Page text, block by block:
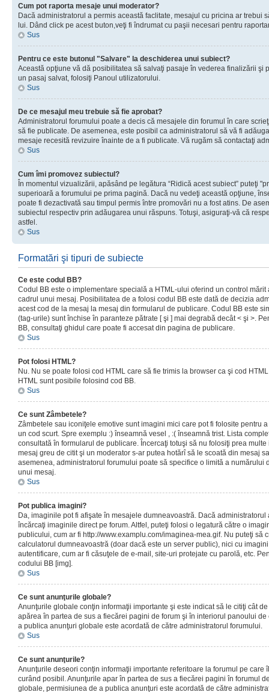
Cum pot raporta mesaje unui moderator?
Dacă administratorul a permis această faclitate, mesajul cu pricina ar trebui
lui. Dând click pe acest buton,veţi fi îndrumat cu paşii necesari pentru
Sus
Pentru ce este butonul "Salvare" la deschiderea unui subiect?
Această opţiune vă dă posibilitatea să salvaţi pasaje în vederea finalizării şi
un pasaj salvat, folosiţi Panoul utilizatorului.
Sus
De ce mesajul meu trebuie să fie aprobat?
Administratorul forumului poate a decis că mesajele din forumul în care
să fie publicate. De asemenea, este posibil ca administratorul să vă fi
mesaje recesită revizuire înainte de a fi publicate. Vă rugăm să contactaţi
Sus
Cum îmi promovez subiectul?
În momentul vizualizării, apăsând pe legătura “Ridică acest subiect” puteţi
superioară a forumului pe prima pagină. Dacă nu vedeţi această opţiune,
poate fi dezactivată sau timpul permis între promovări nu a fost atins. De
subiectul respectiv prin adăugarea unui răspuns. Totuşi, asiguraţi-vă că
astfel.
Sus
Formatări şi tipuri de subiecte
Ce este codul BB?
Codul BB este o implementare specială a HTML-ului oferind un control
cadrul unui mesaj. Posibilitatea de a folosi codul BB este dată de decizia
acest cod de la mesaj la mesaj din formularul de publicare. Codul BB este
(tag-urile) sunt închise în paranteze pătrate [ şi ] mai degrabă decât < şi >.
BB, consultaţi ghidul care poate fi accesat din pagina de publicare.
Sus
Pot folosi HTML?
Nu. Nu se poate folosi cod HTML care să fie trimis la browser ca şi cod
HTML sunt posibile folosind cod BB.
Sus
Ce sunt Zâmbetele?
Zâmbetele sau iconiţele emotive sunt imagini mici care pot fi folosite pentru
un cod scurt. Spre exemplu :) înseamnă vesel , :( înseamnă trist. Lista
consultată în formularul de publicare. Încercaţi totuşi să nu folosiţi prea
mesaj greu de citit şi un moderator s-ar putea hotărî să le scoată din mesaj
asemenea, administratorul forumului poate să specifice o limită a numărului
unui mesaj.
Sus
Pot publica imagini?
Da, imaginile pot fi afişate în mesajele dumneavoastră. Dacă
încărcaţi imaginile direct pe forum. Altfel, puteţi folosi o legatură către o
publicului, cum ar fi http://www.examplu.com/imaginea-mea.gif. Nu puteţi să
calculatorul dumneavoastră (doar dacă este un server public), nici cu
autentificare, cum ar fi căsuţele de e-mail, site-uri protejate cu parolă, etc.
codului BB [img].
Sus
Ce sunt anunţurile globale?
Anunţurile globale conţin informaţii importante şi este indicat să le citiţi cât
apărea în partea de sus a fiecărei pagini de forum şi în interiorul panoului
a publica anunţuri globale este acordată de către administratorul forumului.
Sus
Ce sunt anunţurile?
Anunţurile deseori conţin informaţii importante referitoare la forumul pe care
curând posibil. Anunţurile apar în partea de sus a fiecărei pagini în forumul
globale, permisiunea de a publica anunţuri este acordată de către